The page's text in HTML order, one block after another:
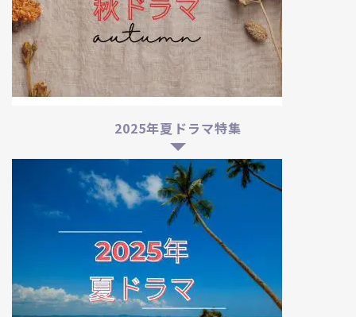
2025年夏ドラマ特集